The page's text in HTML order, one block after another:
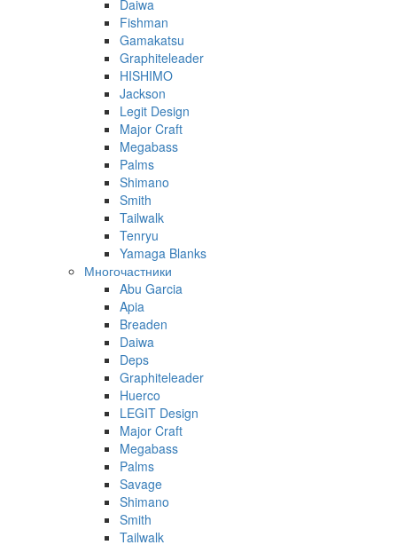
Daiwa
Fishman
Gamakatsu
Graphiteleader
HISHIMO
Jackson
Legit Design
Major Craft
Megabass
Palms
Shimano
Smith
Tailwalk
Tenryu
Yamaga Blanks
Многочастники
Abu Garcia
Apia
Breaden
Daiwa
Deps
Graphiteleader
Huerco
LEGIT Design
Major Craft
Megabass
Palms
Savage
Shimano
Smith
Tailwalk